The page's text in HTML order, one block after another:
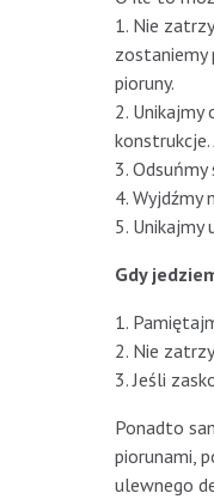
1. Nie
zostaniemy
pioruny.
2.
konstrukcje.
3.
4. Wyjdźmy
5.
Gdy
1.
2. Nie
3. Jeśli
Ponadto
piorunami,
ulewnego